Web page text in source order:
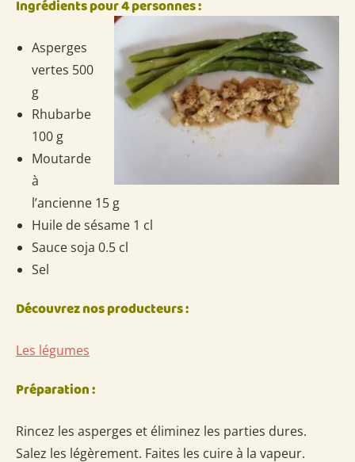
Ingrédients pour 4 personnes :
Asperges
vertes 500
g
Rhubarbe
100 g
Moutarde
à
l’ancienne 15 g
Huile de sésame 1 cl
Sauce soja 0.5 cl
Sel
Découvrez nos producteurs :
Les légumes
Préparation :
Rincez les asperges et éliminez les parties dures.
Salez les légèrement. Faites les cuire à la vapeur.